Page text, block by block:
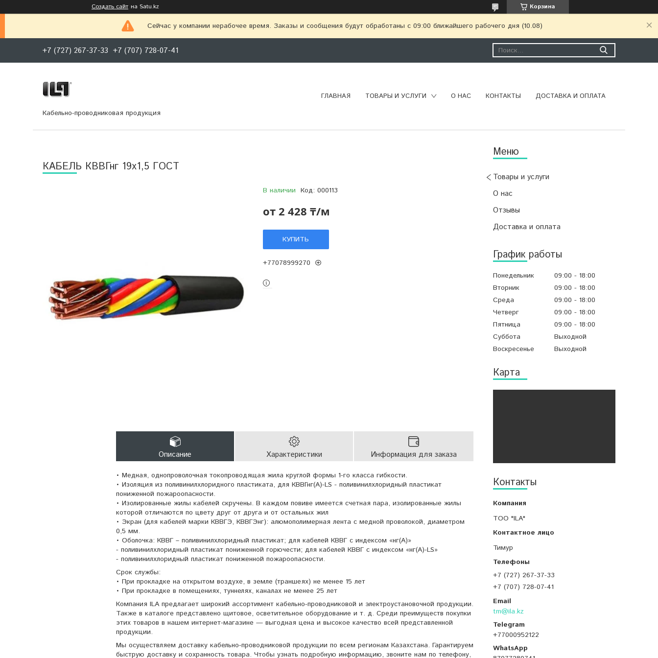
Создать сайт на Satu.kz Корзина
Сейчас у компании нерабочее время. Заказы и сообщения будут обработаны с 09:00 ближайшего рабочего дня (10.08)
+7 (727) 267-37-33 +7 (707) 728-07-41
Кабельно-проводниковая продукция
ГЛАВНАЯ ТОВАРЫ И УСЛУГИ О НАС КОНТАКТЫ ДОСТАВКА И ОПЛАТА
Товары и услуги
О нас
Отзывы
Доставка и оплата
График работы
Понедельник 09:00
18:00
Вторник
09:00
18:00
Среда
09:00
18:00
Четверг
09:00
18:00
Пятница
09:00
18:00
Суббота
Выходной
Воскресенье
Выходной
Карта
Контакты
ТОО "ILA"
Тимур
+7 (727) 267-37-33
+7 (707) 728-07-41
tm@ila.kz
+77000952122
КАБЕЛЬ КВВГнг 19х1,5 ГОСТ
В наличии Код: 000113
от 2 428 ₸/м
КУПИТЬ
+77078999270
Описание Характеристики Информация для заказа
• Медная, однопроволочная токопроводящая жила круглой формы 1-го класса гибкости.
• Изоляция из поливинилхлоридного пластиката, для КВВГнг(А)-LS - поливинилхлоридный пластикат
пониженной пожароопасности.
• Изолированные жилы кабелей скручены. В каждом повиве имеется счетная пара, изолированные жилы
которой отличаются по цвету друг от друга и от остальных жил
• Экран (для кабелей марки КВВГЭ, КВВГЭнг): алюмополимерная лента с медной проволокой, диаметром
0,5 мм.
• Оболочка: КВВГ – поливинилхлоридный пластикат; для кабелей КВВГ с индексом «нг(А)»
- поливинилхлоридный пластикат пониженной горючести; для кабелей КВВГ с индексом «нг(А)-LS»
- поливинилхлоридный пластикат пониженной пожароопасности.
Срок службы:
• При прокладке на открытом воздухе, в земле (траншеях) не менее 15 лет
• При прокладке в помещениях, туннелях, каналах не менее 25 лет
Компания ILA предлагает широкий ассортимент кабельно-проводниковой и электроустановочной продукции.
Также в каталоге представлено щитовое, осветительное оборудование и т. д. Среди преимуществ покупки
этих товаров в нашем интернет-магазине — выгодная цена и высокое качество всей представленной
продукции.
Мы осуществляем доставку кабельно-проводниковой продукции по всем регионам Казахстана. Гарантируем
быструю доставку и сохранность товара. Чтобы узнать подробную информацию, звоните нам по телефону,